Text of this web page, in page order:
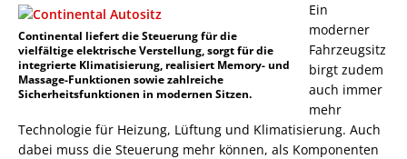
Continental liefert die Steuerung für die
vielfältige elektrische Verstellung, sorgt für die
integrierte Klimatisierung, realisiert Memory- und
Massage-Funktionen sowie zahlreiche
Sicherheitsfunktionen in modernen Sitzen.
Ein
moderner
Fahrzeugsitz
birgt zudem
auch immer
mehr
Technologie für Heizung, Lüftung und Klimatisierung. Auch
dabei muss die Steuerung mehr können, als Komponenten